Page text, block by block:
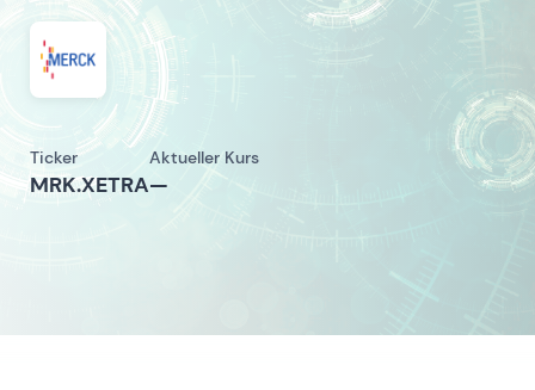
Ticker
MRK.XETRA
Aktueller Kurs
—